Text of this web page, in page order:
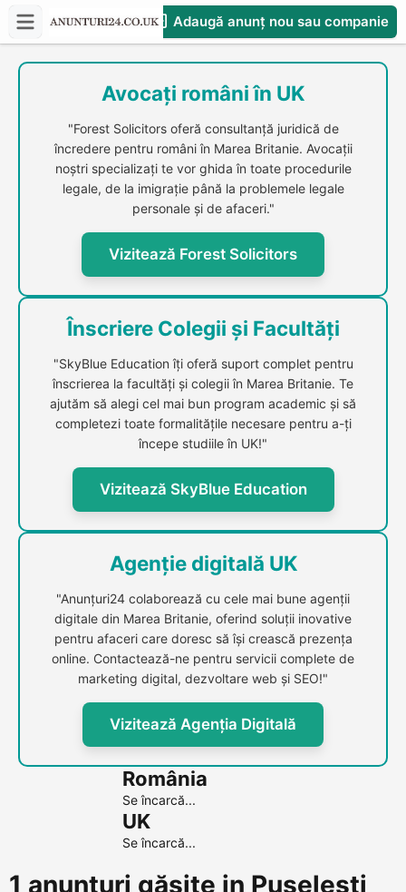
Adaugă anunț nou sau companie
CompaniesS
Avocați români în UK
"Forest Solicitors oferă consultanță juridică de
încredere pentru români în Marea Britanie. Avocații
noștri specializați te vor ghida în toate procedurile
legale, de la imigrație până la problemele legale
personale și de afaceri."
Vizitează Forest Solicitors
Înscriere Colegii și Facultăți
"SkyBlue Education îți oferă suport complet pentru
înscrierea la facultăți și colegii în Marea Britanie. Te
ajutăm să alegi cel mai bun program academic și să
completezi toate formalitățile necesare pentru a-ți
începe studiile în UK!"
Vizitează SkyBlue Education
Agenție digitală UK
"Anunțuri24 colaborează cu cele mai bune agenții
digitale din Marea Britanie, oferind soluții inovative
pentru afaceri care doresc să își crească prezența
online. Contactează-ne pentru servicii complete de
marketing digital, dezvoltare web și SEO!"
Vizitează Agenția Digitală
România
Se încarcă...
UK
Se încarcă...
1 anunțuri găsite in Pușelești